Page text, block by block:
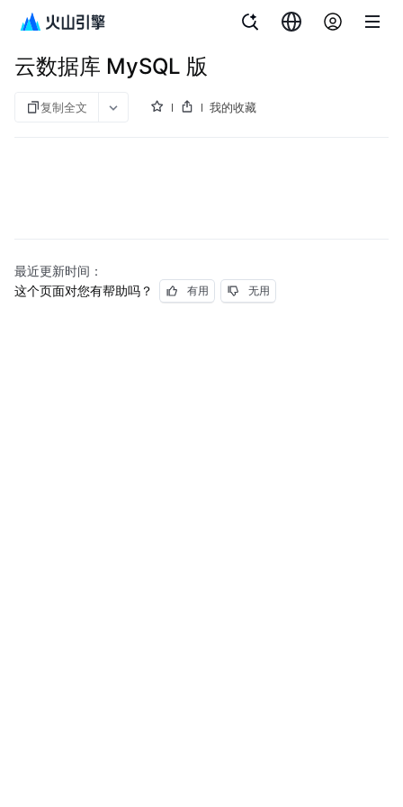
云数据库 MySQL 版
云数据库 MySQL 版
复制全文 我的收藏
最近更新时间：
这个页面对您有帮助吗？
有用 无用